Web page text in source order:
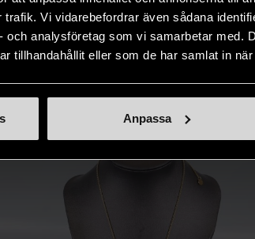
Vi vidarebefordrar även sådana
och analysföretag som vi samarbetar med.
tillhandahållit eller som de har samlat in
Anpassa
på ett
nytt liv åt befintliga produkter.